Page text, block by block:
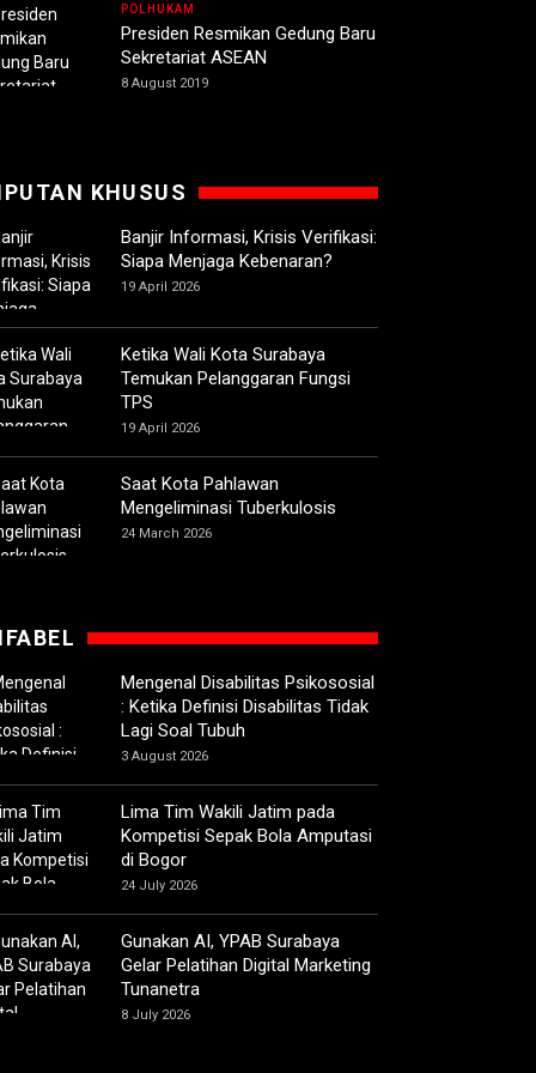
POLHUKAM
Presiden Resmikan Gedung Baru
Sekretariat ASEAN
8 August 2019
KHUSUS
Banjir Informasi, Krisis Verifikasi:
Siapa Menjaga Kebenaran?
19 April 2026
Ketika Wali Kota Surabaya
Temukan Pelanggaran Fungsi
TPS
19 April 2026
Saat Kota Pahlawan
Mengeliminasi Tuberkulosis
24 March 2026
Mengenal Disabilitas Psikososial
: Ketika Definisi Disabilitas Tidak
Lagi Soal Tubuh
3 August 2026
Lima Tim Wakili Jatim pada
Kompetisi Sepak Bola Amputasi
di Bogor
24 July 2026
Gunakan AI, YPAB Surabaya
Gelar Pelatihan Digital Marketing
Tunanetra
8 July 2026